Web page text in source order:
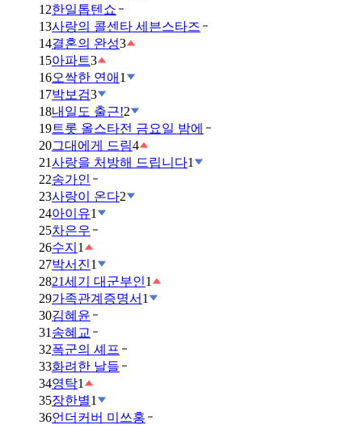
12한일톱텐쇼
13사랑의 콜센타 세븐스타즈
14결혼의 완성3
15아파트3
16오싹한 연애 1
17박보검3
18내일도 출근!2
19트롯 올스타전 금요일 밤에
20그대에게 드림4
21사랑을 처방해 드립니다1
22송가인
23사랑이 온다2
24아이유1
25차은우
26수지 1
27박서진1
2821세기 대군부인1
29가족관계증명서 1
30김혜윤
31 송혜교
32폭군의 셰프
33화려한 날들
34영탁1
35장한별1
36언더커버 미쓰홍